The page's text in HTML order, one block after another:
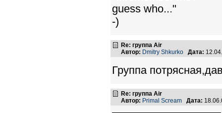
guess who..."
-)
Re: группа Air
Автор: Dmitry Shkurko Дата:
Группа
Re: группа Air
Автор: Primal Scream Дата: